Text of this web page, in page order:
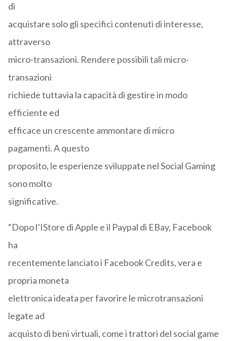
di
acquistare solo gli specifici contenuti di interesse,
attraverso
micro-transazioni. Rendere possibili tali micro-
transazioni
richiede tuttavia la capacità di gestire in modo
efficiente ed
efficace un crescente ammontare di micro
pagamenti. A questo
proposito, le esperienze sviluppate nel Social Gaming
sono molto
significative.
“Dopo l’IStore di Apple e il Paypal di EBay, Facebook
ha
recentemente lanciato i Facebook Credits, vera e
propria moneta
elettronica ideata per favorire le microtransazioni
legate ad
acquisto di beni virtuali, come i trattori del social game